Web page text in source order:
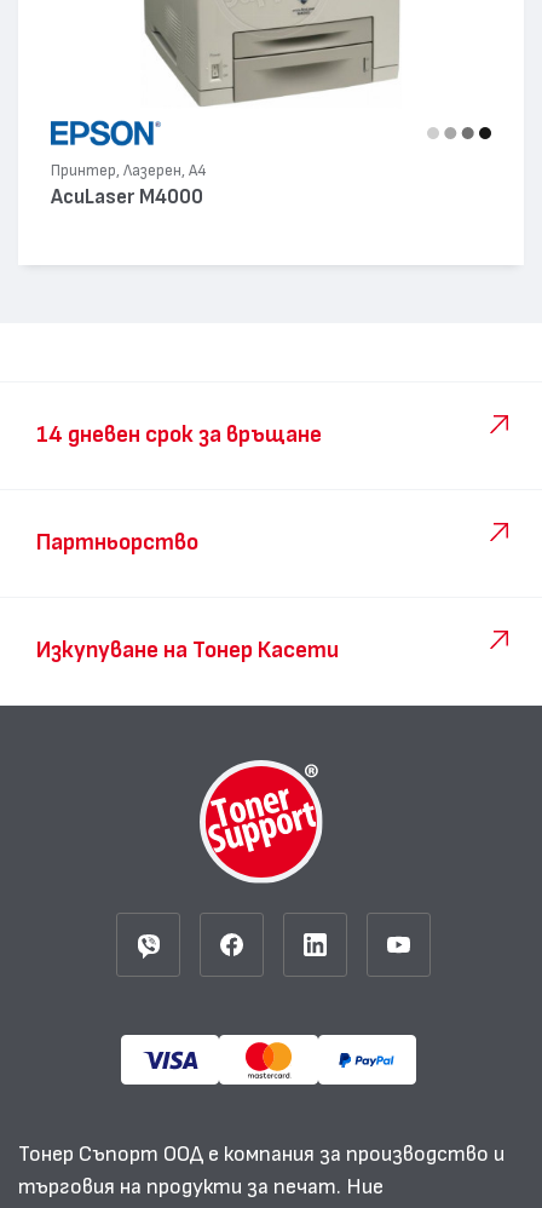
Принтер, Лазерен, А4
AcuLaser M4000
14 дневен срок за връщане
Партньорство
Изкупуване на Тонер Касети
Тонер Съпорт ООД е компания за производство и
търговия на продукти за печат. Ние